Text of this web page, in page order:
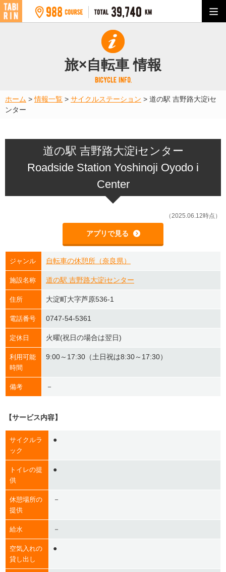
旅×自転車 情報
ホーム >情報一覧 > サイクルステーション > 道の駅 吉野路大淀iセ
ンター
道の駅 吉野路大淀iセンター
Roadside Station Yoshinoji Oyodo i
Center
（2025.06.12時点）
アプリで見る
ジャンル 自転車の休憩所（奈良県）
施設名称 道の駅 吉野路大淀iセンター
住所 大淀町大字芦原536-1
電話番号 0747-54-5361
定休日 火曜(祝日の場合は翌日)
利用可能
時間
9:00～17:30（土日祝は8:30～17:30）
備考 －
【サービス内容】
サイクルラ
ック
●
トイレの提
供
●
休憩場所の
提供
－
給水 －
空気入れの
貸し出し
●